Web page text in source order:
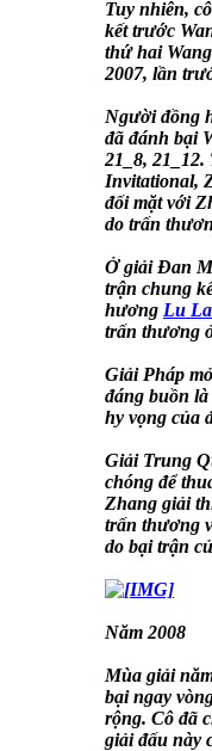
Tuy nhiên,
kết trước
thứ hai
2007, lần
Người đồng
đã đánh bại
21_8,
Invitational,
đối mặt với
do trấn
Ở giải Đan
trận chung
hương Lu
trấn thương
Giải Pháp
đáng buồn là
hy vọng của
Giải Trung
chóng để
Zhang giải
trấn thương
do bại trận
Năm 2008
Mùa giải
bại ngay
rộng. Cô đã
giải đấu này